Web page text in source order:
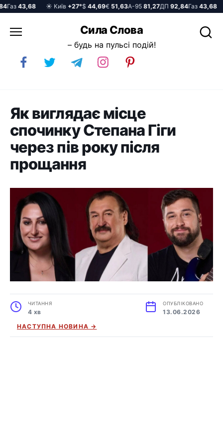
43,68 ☀️ Київ+27°$44,69€51,63А-9581,27ДП92,84Газ43,68
до
Сила Слова
– будь на пульсі подій!
Як виглядає місце
спочинку Степана Гіги
через пів року після
прощання
ЧИТАННЯ
4 хв
ОПУБЛІКОВАНО
13.06.2026
НАСТУПНА НОВИНА →